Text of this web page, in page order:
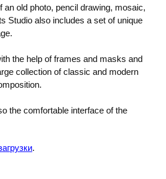
old photo, pencil drawing, mosaic,
Studio also includes a set of unique
the help of frames and masks and
collection of classic and modern
the comfortable interface of the
.